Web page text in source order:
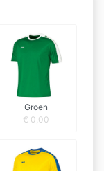
Groen
€ 0,00